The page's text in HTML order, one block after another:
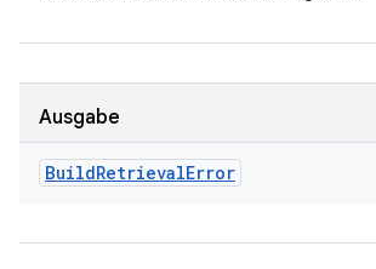
Ausgabe
BuildRetrievalError